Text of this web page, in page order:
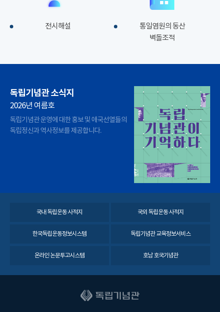
전시해설
통일염원의 동산
벽돌조적
독립기념관 소식지
2026년 여름호
독립기념관 운영에 대한 홍보 및 애국선열들의
독립정신과 역사정보를 제공합니다.
국내 독립운동 사적지 국외 독립운동 사적지
한국독립운동정보시스템 독립기념관 교육정보서비스
온라인 논문투고시스템 호남 호국기념관